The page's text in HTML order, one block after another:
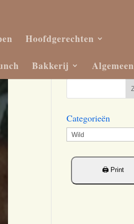
Hoofdgerechten
Bakkerij Algemeen
Categorieën
Categorieën